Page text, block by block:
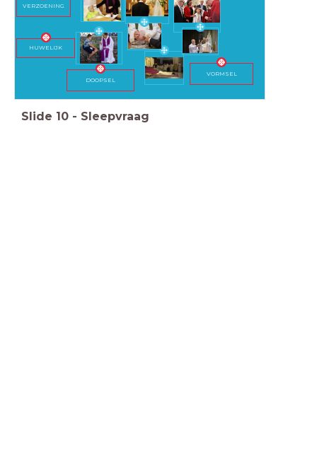
VERZOENING
VORMSEL
HUWELIJK
DOOPSEL
Slide 10 - Sleepvraag